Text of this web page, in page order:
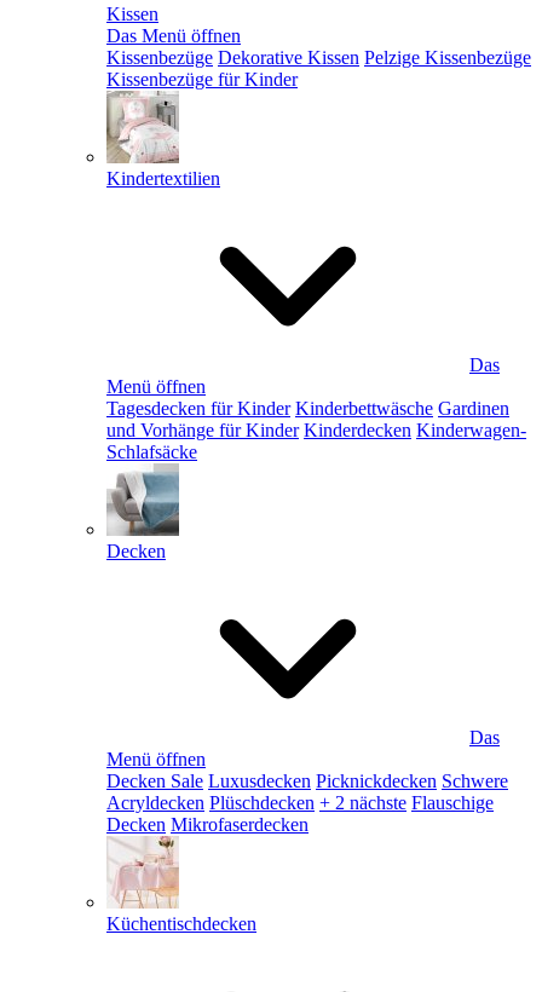
Kissen
Das Menü öffnen
Kissenbezüge Dekorative Kissen Pelzige Kissenbezüge
Kissenbezüge für Kinder
Kindertextilien
Das
Menü öffnen
Tagesdecken für Kinder Kinderbettwäsche Gardinen
und Vorhänge für Kinder Kinderdecken Kinderwagen-
Schlafsäcke
Decken
Das
Menü öffnen
Decken Sale Luxusdecken Picknickdecken Schwere
Acryldecken Plüschdecken + 2 nächste Flauschige
Decken Mikrofaserdecken
Küchentischdecken